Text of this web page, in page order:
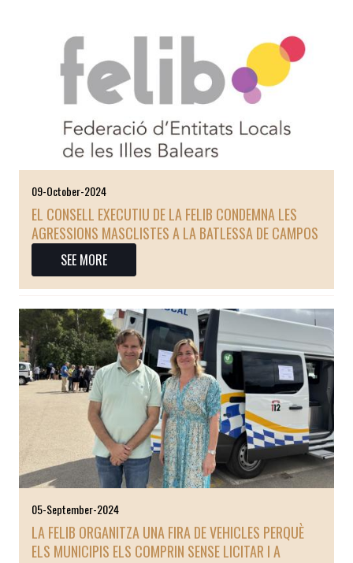
09-October-2024
EL CONSELL EXECUTIU DE LA FELIB CONDEMNA LES
AGRESSIONS MASCLISTES A LA BATLESSA DE CAMPOS
SEE MORE
05-September-2024
LA FELIB ORGANITZA UNA FIRA DE VEHICLES PERQUÈ
ELS MUNICIPIS ELS COMPRIN SENSE LICITAR I A